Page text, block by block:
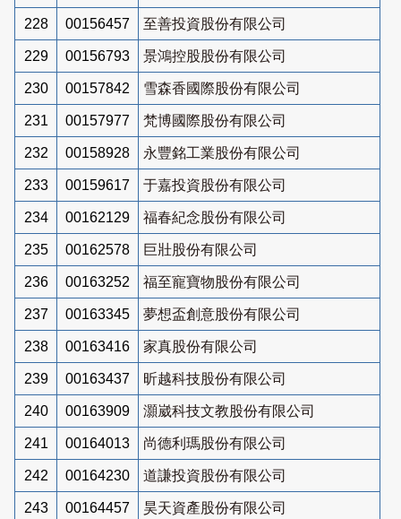
228 00156457 至善投資股份有限公司
229 00156793 景鴻控股股份有限公司
230 00157842 雪森香國際股份有限公司
231 00157977 梵博國際股份有限公司
232 00158928 永豐銘工業股份有限公司
233 00159617 于嘉投資股份有限公司
234 00162129 福春紀念股份有限公司
235 00162578 巨壯股份有限公司
236 00163252 福至寵寶物股份有限公司
237 00163345 夢想盃創意股份有限公司
238 00163416 家真股份有限公司
239 00163437 昕越科技股份有限公司
240 00163909 灝崴科技文教股份有限公司
241 00164013 尚德利瑪股份有限公司
242 00164230 道謙投資股份有限公司
243 00164457 昊天資產股份有限公司